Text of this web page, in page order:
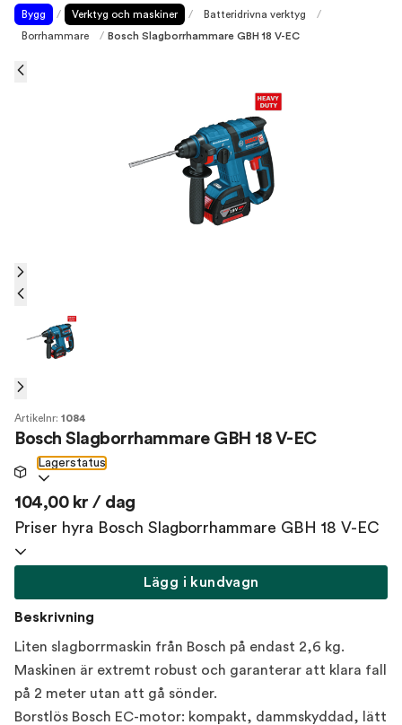
Bygg / Verktyg och maskiner / Batteridrivna verktyg
/
Borrhammare
/ Bosch Slagborrhammare GBH 18 V-EC
Artikelnr: 1084
Bosch Slagborrhammare GBH 18 V-EC
Lagerstatus
104,00 kr / dag
Priser hyra Bosch Slagborrhammare GBH 18 V-EC
Lägg i kundvagn
Beskrivning
Liten slagborrmaskin från Bosch på endast 2,6 kg.
Maskinen är extremt robust och garanterar att klara fall
på 2 meter utan att gå sönder.
Borstlös Bosch EC-motor: kompakt, dammskyddad, lätt